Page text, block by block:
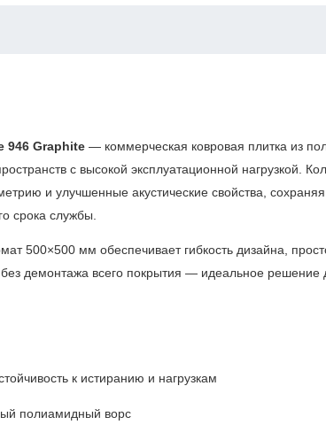
946 Graphite — коммерческая ковровая плитка из
с высокой эксплуатационной нагрузкой.
и улучшенные акустические свойства,
срока службы.
500×500 мм обеспечивает гибкость дизайна,
без демонтажа всего покрытия — идеальное
к истиранию и нагрузкам
полиамидный ворс